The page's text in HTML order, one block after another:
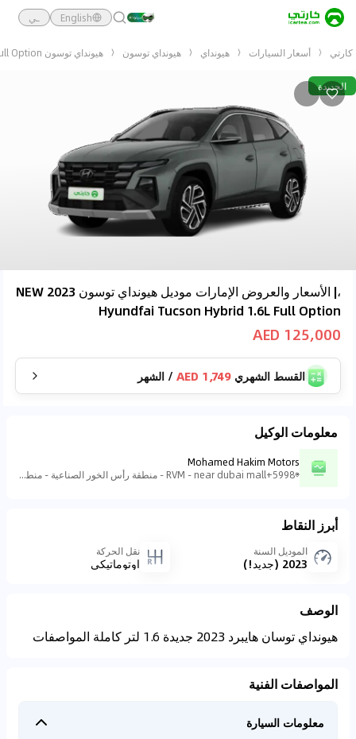
English ـي
كارتي أسعار السيارات هيونداي هيونداي توسون هيونداي توسون NEW 2023 Hyundfai Tucson Hybrid 1.6L Full Option
الجديدة
،| الأسعار والعروض الإمارات موديل هيونداي توسون NEW 2023
Hyundfai Tucson Hybrid 1.6L Full Option
125,000 AED
القسط الشهري 1,749 AED
/ الشهر
معلومات الوكيل
Mohamed Hakim Motors
5998+RVM - near dubai mall - منطقة رأس الخور الصناعية - منطقة رأس الخور الصناعية - ٣ - دبي - الإمارات العربية المتحدة
أبرز النقاط
الموديل السنة
2023 (جديد!)
نقل الحركة
اوتوماتيكي
الوصف
هيونداي توسان هايبرد 2023 جديدة 1.6 لتر كاملة المواصفات
المواصفات الفنية
معلومات السيارة